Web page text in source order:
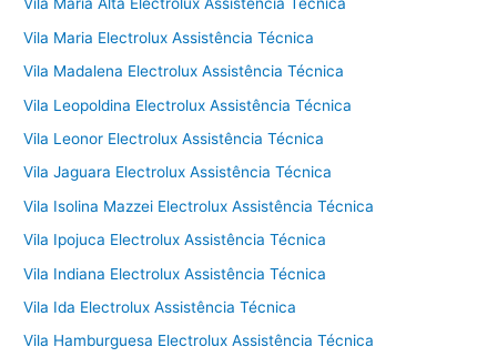
Vila Maria Alta Electrolux Assistência Técnica
Vila Maria Electrolux Assistência Técnica
Vila Madalena Electrolux Assistência Técnica
Vila Leopoldina Electrolux Assistência Técnica
Vila Leonor Electrolux Assistência Técnica
Vila Jaguara Electrolux Assistência Técnica
Vila Isolina Mazzei Electrolux Assistência Técnica
Vila Ipojuca Electrolux Assistência Técnica
Vila Indiana Electrolux Assistência Técnica
Vila Ida Electrolux Assistência Técnica
Vila Hamburguesa Electrolux Assistência Técnica